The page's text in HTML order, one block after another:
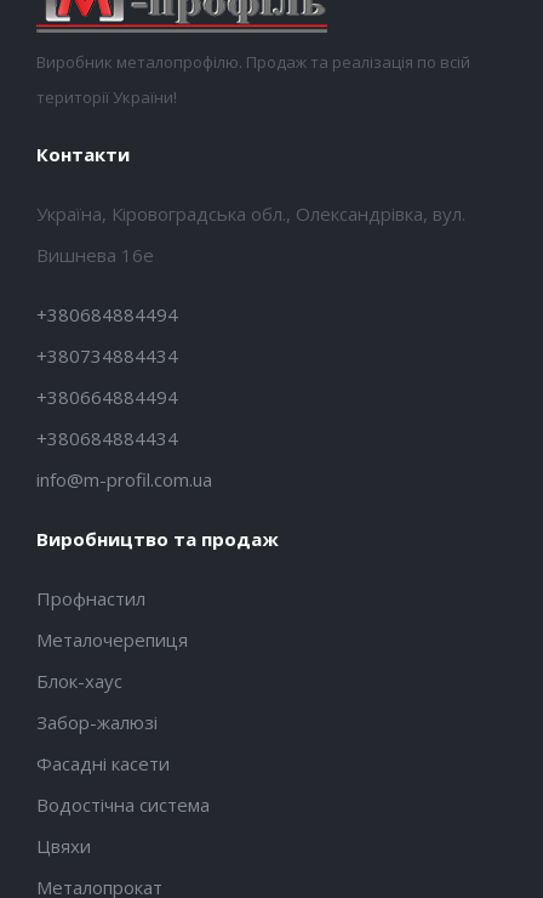
Виробник металопрофілю. Продаж та реалізація по всій
території України!
Контакти
Україна, Кіровоградська обл., Олександрівка, вул.
Вишнева 16е
+380684884494
+380734884434
+380664884494
+380684884434
info@m-profil.com.ua
Виробництво та продаж
Профнастил
Металочерепиця
Блок-хаус
Забор-жалюзі
Фасадні касети
Водостічна система
Цвяхи
Металопрокат